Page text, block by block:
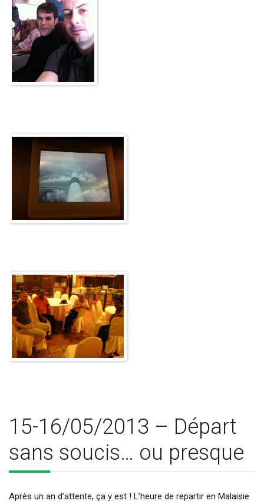
15-16/05/2013 – Départ
sans soucis… ou presque
Après un an d’attente, ça y est ! L’heure de repartir en Malaisie